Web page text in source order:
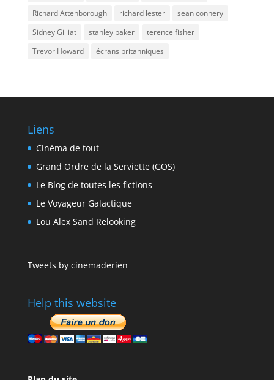
Richard Attenborough
richard lester
sean connery
Sidney Gilliat
stanley baker
terence fisher
Trevor Howard
écrans britanniques
Liens
Cinéma de tout
Grand Ordre de la Serviette (GOS)
Le Blog de toutes les fictions
Le Voyageur Galactique
Lou Alex Sand Relooking
Tweets by cinemaderien
Help this website